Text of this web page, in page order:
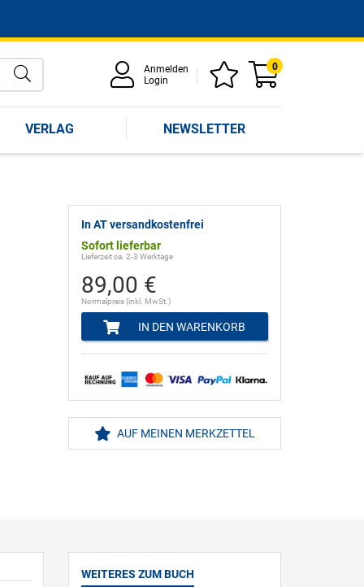
Anmelden
Login
0
VERLAG NEWSLETTER
In AT versandkostenfrei
Sofort lieferbar
Lieferzeit ca. 2-3 Werktage
89,00 €
Normalpreis (inkl. MwSt.)
IN DEN WARENKORB
AUF MEINEN MERKZETTEL
WEITERES ZUM BUCH